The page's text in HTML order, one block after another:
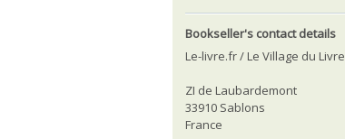
Bookseller's contact details
Le-livre.fr / Le Village du Livre
ZI de Laubardemont
33910 Sablons
France